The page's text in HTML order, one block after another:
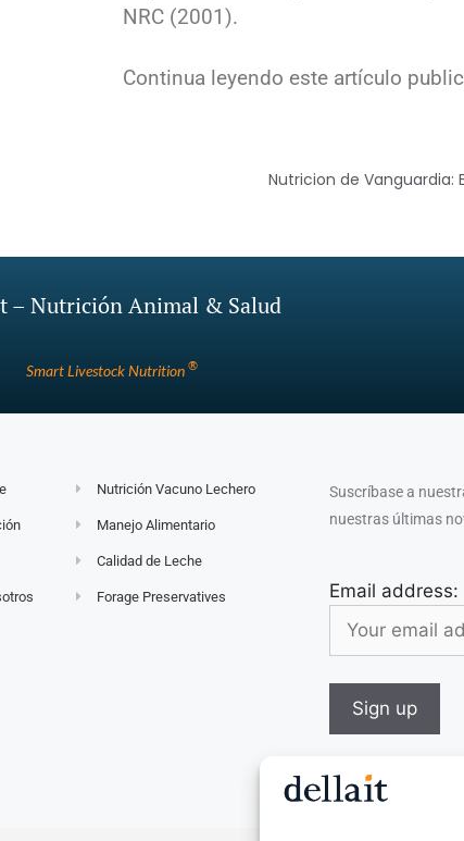
NRC (2001).
Continua leyendo este artículo
Nutricion de Vanguardia:
– Nutrición Animal & Salud
Smart Livestock Nutrition ®
Nutrición Vacuno Lechero
Manejo Alimentario
Calidad de Leche
Forage Preservatives
Suscríbase a
nuestras últimas
Email address: